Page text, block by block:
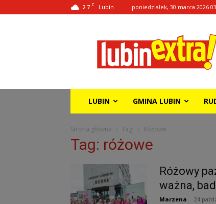
2.7 C Lubin poniedziałek, 30 marca 2026
Extra!
LUBIN GMINA LUBIN
Strona główna Tagi Różowe
Tag: różowe
Różowy
ważna,
Marzena 24